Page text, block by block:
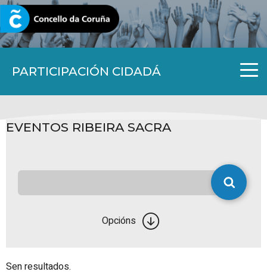
PARTICIPACIÓN CIDADÁ
CORUNA.GAL
EVENTOS RIBEIRA SACRA
Opcións
Sen resultados.